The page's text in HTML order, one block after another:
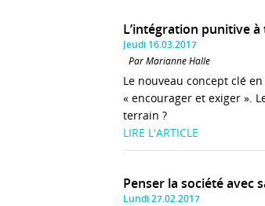
L’intégration punitive
Jeudi 16.03.2017
Par Marianne Halle
Le nouveau concept clé
« encourager et exiger ».
terrain ?
LIRE L'ARTICLE
Penser la société avec
Lundi 27.02.2017